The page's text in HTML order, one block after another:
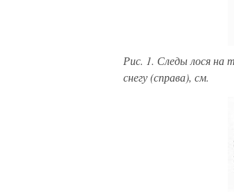
Рис. 1. Следы лося на
снегу (справа), см.